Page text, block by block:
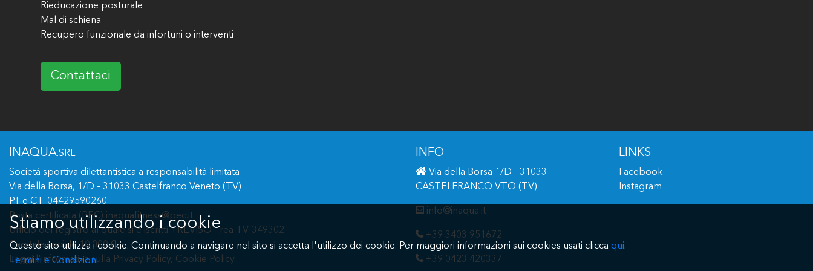
Rieducazione posturale
Mal di schiena
Recupero funzionale da infortuni o interventi
Contattaci
Stiamo utilizzando i cookie
Questo sito utilizza i cookie. Continuando a navigare nel sito si accetta l'utilizzo dei cookie. Per maggiori informazioni sui cookies usati clicca qui.
Termini e Condizioni
INAQUA.SRL
Società sportiva dilettantistica a responsabilità limitata
Via della Borsa, 1/D – 31033 Castelfranco Veneto (TV)
P.I. e C.F. 04429590260
Posta certificata (PEC) inaquafitness@pec.it
Ufficio del registro al quale si è iscritti TREVISO - rea TV-349302
Capitale sociale 10.000 €
Leggi l'informativa sulla Privacy Policy, Cookie Policy.
INFO
Via della Borsa 1/D - 31033
CASTELFRANCO V.TO (TV)
info@inaqua.it
+39 3403 951672
+39 0423 420337
LINKS
Facebook
Instagram